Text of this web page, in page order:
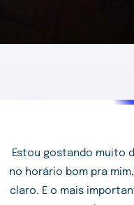
Estou gostando muito
no horário bom pra
claro. E o mais